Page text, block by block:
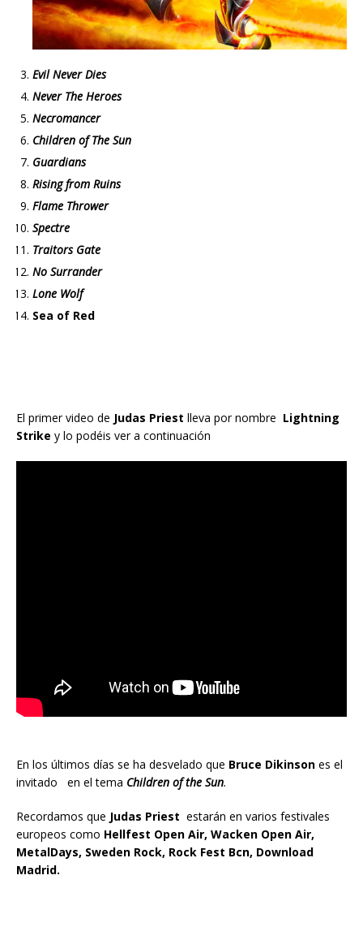
Evil Never Dies
Never The Heroes
Necromancer
Children of The Sun
Guardians
Rising from Ruins
Flame Thrower
Spectre
Traitors Gate
No Surrander
Lone Wolf
Sea of Red
El primer video de Judas Priest lleva por nombre Lightning
Strike y lo podéis ver a continuación
En los últimos días se ha desvelado que Bruce Dikinson es el
invitado en el tema Children of the Sun.
Recordamos que Judas Priest estarán en varios festivales
europeos como Hellfest Open Air, Wacken Open Air,
MetalDays, Sweden Rock, Rock Fest Bcn, Download
Madrid.